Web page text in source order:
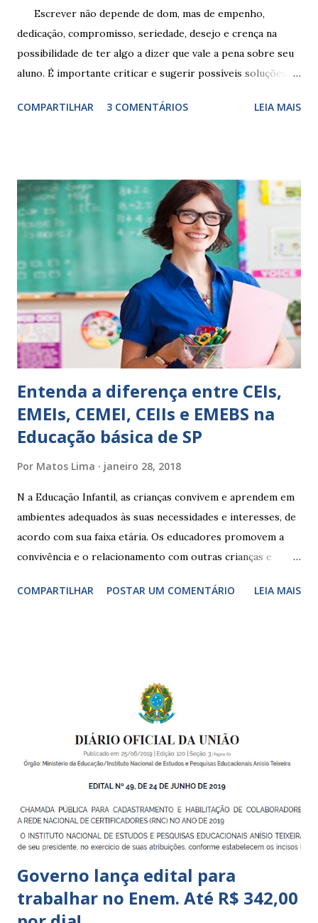
Escrever não depende de dom, mas de empenho,
dedicação, compromisso, seriedade, desejo e crença na
possibilidade de ter algo a dizer que vale a pena sobre seu
aluno. É importante criticar e sugerir possíveis soluções.
exercitação. E encontrar a melhor maneira de expressar o
sempre as intervenções feitas para ações apresentadas,
isso ressalta trabalho. SUGESTÕES DE PALAVRAS E
EXPRESSÕES PARA USO EM RELATÓRIOS Você pensa Você
escreve O aluno não sabe O aluno não adquiriu os
conceitos, está em fase de aprendizado. Não tem limites
Apresenta dificuldades de auto-regulação, pois… É nervoso
Ainda não desenvolveu habilidades para convívio no
ambiente...
COMPARTILHAR 3 COMENTÁRIOS LEIA MAIS
Entenda a diferença entre CEIs,
EMEIs, CEMEI, CEIIs e EMEBS na
Educação básica de SP
Por Matos Lima janeiro 28, 2018
N a Educação Infantil, as crianças convivem e aprendem em
ambientes adequados às suas necessidades e interesses, de
acordo com sua faixa etária. Os educadores promovem a
convivência e o relacionamento com outras crianças e
garantir o direito das crianças a uma educação integral e de
crianças de zero a 3 anos e 11 meses; – EMEIs - Escolas
Municipais de Educação Infantil, que atendem crianças de 4
a 5 anos e 11 meses; – CEMEI - Centro Municipal de
Educação Infantil, que recebe crianças de zero a 5 anos e 11
Indígena, e trabalham com cri...
COMPARTILHAR POSTAR UM COMENTÁRIO LEIA MAIS
Governo lança edital para
trabalhar no Enem. Até R$ 342,00